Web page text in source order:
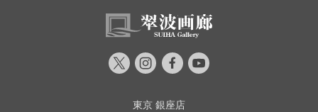
東京 銀座店